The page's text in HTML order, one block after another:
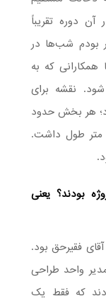
دوره تقریباً
بودم شب‌ها در
که به
شود. نقشه برای
هر بخش حدود
یک متر عرض و در مجموع ۷۰ تا ۸۰ متر طول داشت.
بودند؟ یعنی
فقیرحق بود.
واحد طراحی
که فقط یک